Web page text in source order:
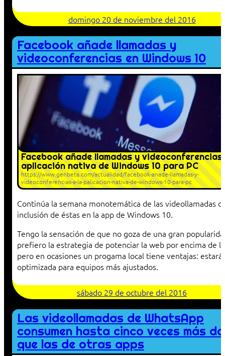
domingo 20 de noviembre del 2016
Facebook añade llamadas y
videoconferencias en Windows 10
Facebook añade llamadas y videoconferencias
aplicación nativa de Windows 10 para PC
https://www.genbeta.com/actualidad/facebook-anade-llamadas-y-
videoconferencias-a-la-palicacion-nativa-de-windows-10-para-pc
Continúa la semana monotemática de las videollamadas
inclusión de éstas en la app de Windows 10.
Tengo la sensación de que no goza de una gran
prefiero la estrategia de potenciar la web por encima de
pero en ocasiones un progama local tiene ventajas: estará
optimizada para equipos más ajustados.
sábado 29 de octubre del 2016
Las videollamadas de WhatsApp
consumen hasta cinco veces más
que las de otras apps